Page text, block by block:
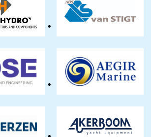
Action-
Hydro
ADS
ADSE
AEGIR-
Aerzen
Akerboom